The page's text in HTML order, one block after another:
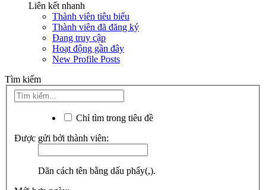
Liên kết nhanh
Thành viên tiêu biểu
Thành viên đã đăng ký
Đang truy cập
Hoạt động gần đây
New Profile Posts
Tìm kiếm
Chỉ tìm trong tiêu đề
Được gửi bởi thành viên:
Dãn cách tên bằng dấu phẩy(,).